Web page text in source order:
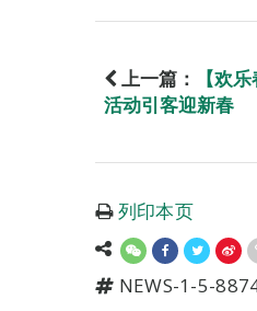
上一篇：
【欢
活动引客迎新春
列印本页
NEWS-1-5-